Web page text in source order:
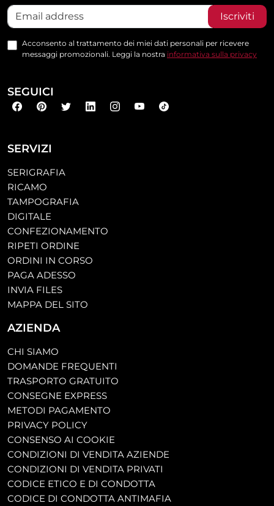
SERVIZI
SERIGRAFIA
RICAMO
TAMPOGRAFIA
DIGITALE
CONFEZIONAMENTO
RIPETI ORDINE
ORDINI IN CORSO
PAGA ADESSO
INVIA FILES
MAPPA DEL SITO
AZIENDA
CHI SIAMO
DOMANDE FREQUENTI
TRASPORTO GRATUITO
CONSEGNE EXPRESS
METODI PAGAMENTO
PRIVACY POLICY
CONSENSO AI COOKIE
CONDIZIONI DI VENDITA AZIENDE
CONDIZIONI DI VENDITA PRIVATI
CODICE ETICO E DI CONDOTTA
CODICE DI CONDOTTA ANTIMAFIA
Iscriviti
Acconsento al trattamento dei miei dati personali per ricevere
messaggi promozionali. Leggi la nostra informativa sulla privacy
SEGUICI